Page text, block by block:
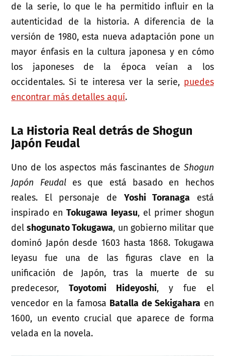
de la serie, lo que le ha permitido influir en la
autenticidad de la historia. A diferencia de la
versión de 1980, esta nueva adaptación pone un
mayor énfasis en la cultura japonesa y en cómo
los japoneses de la época veían a los
occidentales. Si te interesa ver la serie, puedes
encontrar más detalles aquí.
La Historia Real detrás de Shogun
Japón Feudal
Uno de los aspectos más fascinantes de Shogun
Japón Feudales que está basado en hechos
reales. El personaje de Yoshi Toranaga está
inspirado enTokugawa Ieyasu, el primer shogun
delshogunato Tokugawa, un gobierno militar que
dominó Japón desde 1603 hasta 1868. Tokugawa
Ieyasu fue una de las figuras clave en la
unificación de Japón, tras la muerte de su
predecesor,Toyotomi Hideyoshi, y fue el
vencedor en la famosa Batalla de Sekigahara en
1600, un evento crucial que aparece de forma
velada en la novela.